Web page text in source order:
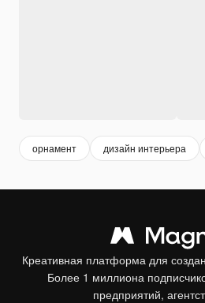
орнамент дизайн интерьера
Креативная платформа для
Более 1 миллиона
предприятий,